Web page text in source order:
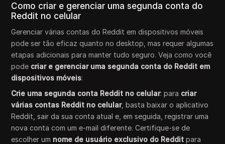
Como criar e gerenciar uma segunda conta do
Reddit no celular
Gerenciar várias contas do Reddit em dispositivos móveis
pode ser tão eficaz quanto no desktop, mas requer algumas
etapas adicionais para manter tudo seguro. Veja como você
pode criar e gerenciar uma segunda conta do Reddit em
dispositivos móveis:
Crie uma segunda conta Reddit no celular: para criar
várias contas Reddit no celular, basta baixar o aplicativo
Reddit, sair da sua conta atual e, em seguida, registrar uma
nova conta com um e-mail diferente. Certifique-se de
escolher um nome de usuário exclusivo do Reddit para